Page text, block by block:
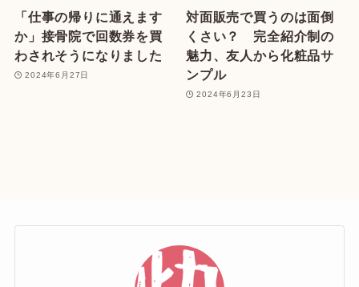
「仕事の帰りに通えます
か」接骨院で回数券を買
わされそうになりました
2024年6月27日
対面販売で買うのは面倒
くさい？ 完全紹介制の
魅力、友人から化粧品サ
ンプル
2024年6月23日